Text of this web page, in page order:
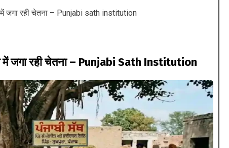
जगा रही चेतना – Punjabi sath institution
में जगा रही चेतना – Punjabi Sath Institution